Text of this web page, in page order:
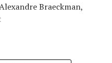
Braeckman,